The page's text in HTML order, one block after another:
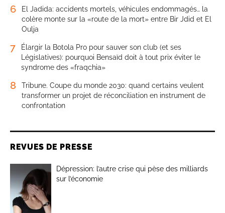
6
El Jadida: accidents mortels, véhicules endommagés… la
colère monte sur la «route de la mort» entre Bir Jdid et El
Oulja
7
Élargir la Botola Pro pour sauver son club (et ses
Législatives): pourquoi Bensaïd doit à tout prix éviter le
syndrome des «fraqchia»
8
Tribune. Coupe du monde 2030: quand certains veulent
transformer un projet de réconciliation en instrument de
confrontation
REVUES DE PRESSE
Dépression: l’autre crise qui pèse des milliards
sur l’économie